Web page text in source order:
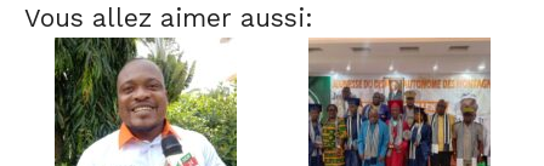
Vous allez aimer aussi: